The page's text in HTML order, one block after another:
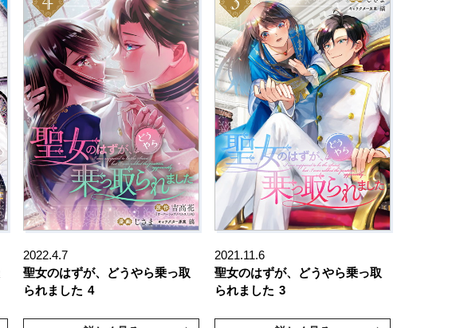
2022.4.7
聖女のはずが、どうやら乗っ取
られました 4
2021.11.6
聖女のはずが、どうやら乗っ取
られました 3